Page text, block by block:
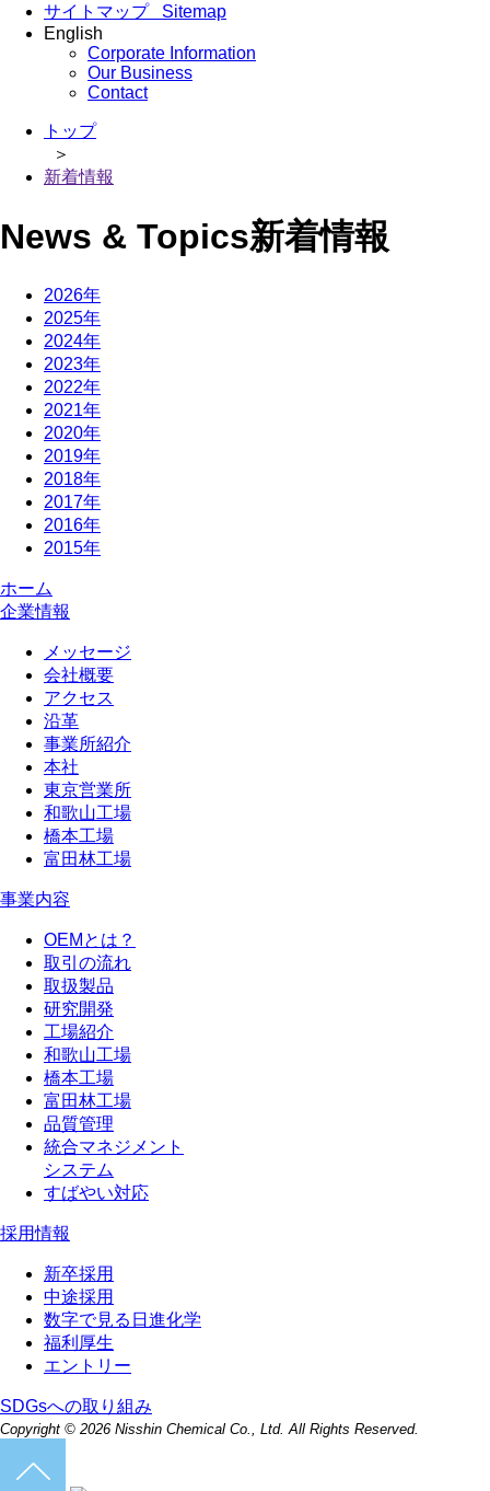
サイトマップ Sitemap
English
Corporate Information
Our Business
Contact
トップ
＞
新着情報
News & Topics新着情報
2026年
2025年
2024年
2023年
2022年
2021年
2020年
2019年
2018年
2017年
2016年
2015年
ホーム
企業情報
メッセージ
会社概要
アクセス
沿革
事業所紹介
本社
東京営業所
和歌山工場
橋本工場
富田林工場
事業内容
OEMとは？
取引の流れ
取扱製品
研究開発
工場紹介
和歌山工場
橋本工場
富田林工場
品質管理
統合マネジメント
システム
すばやい対応
採用情報
新卒採用
中途採用
数字で見る日進化学
福利厚生
エントリー
SDGsへの取り組み
Copyright © 2026 Nisshin Chemical Co., Ltd. All Rights Reserved.